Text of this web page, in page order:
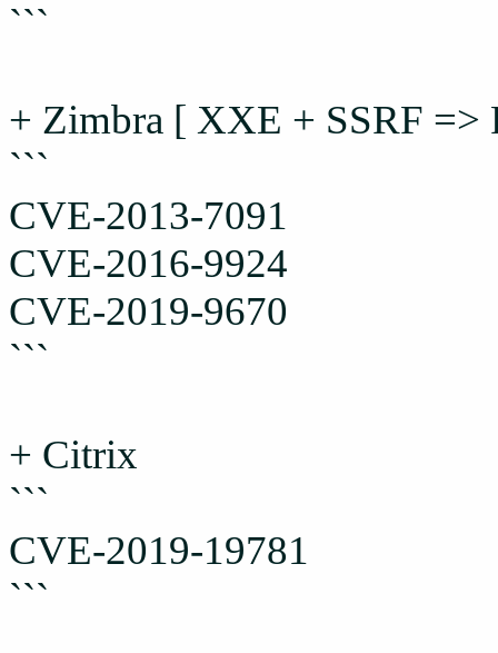
```
+ Zimbra [ XXE + SSRF =>
```
CVE-2013-7091
CVE-2016-9924
CVE-2019-9670
```
+ Citrix
```
CVE-2019-19781
```